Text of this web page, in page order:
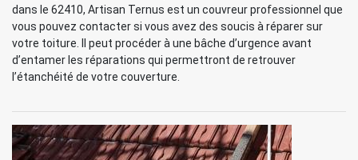
dans le 62410, Artisan Ternus est un couvreur professionnel que
vous pouvez contacter si vous avez des soucis à réparer sur
votre toiture. Il peut procéder à une bâche d’urgence avant
d’entamer les réparations qui permettront de retrouver
l’étanchéité de votre couverture.